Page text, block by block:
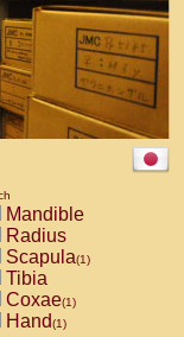
Mandible
Radius
Scapula(1)
Tibia
Coxae(1)
Hand(1)